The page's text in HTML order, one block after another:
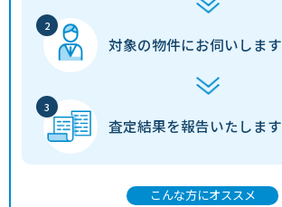
対象の物件にお伺いします
査定結果を報告いたします
こんな方にオススメ